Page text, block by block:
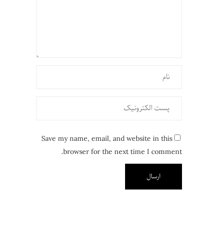
Save my name, email, and website in this
browser for the next time I comment.